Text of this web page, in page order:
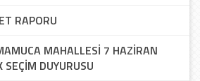
RAPORU
MAHALLESİ 7 HAZİRAN
DUYURUSU